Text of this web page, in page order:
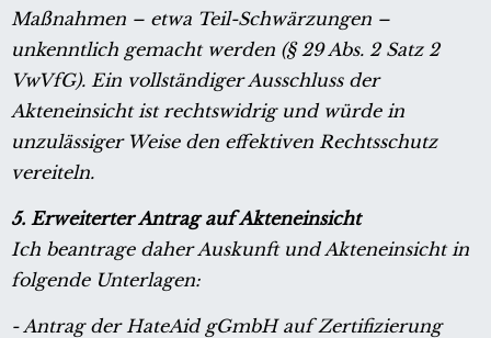
Maßnahmen – etwa Teil-Schwärzungen –
unkenntlich gemacht werden (§ 29 Abs. 2 Satz 2
VwVfG). Ein vollständiger Ausschluss der
Akteneinsicht ist rechtswidrig und würde in
unzulässiger Weise den effektiven Rechtsschutz
vereiteln.
5. Erweiterter Antrag auf Akteneinsicht
Ich beantrage daher Auskunft und Akteneinsicht in
folgende Unterlagen:
- Antrag der HateAid gGmbH auf Zertifizierung